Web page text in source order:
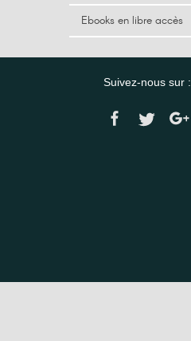
Ebooks en libre accès
Suivez-nous sur :